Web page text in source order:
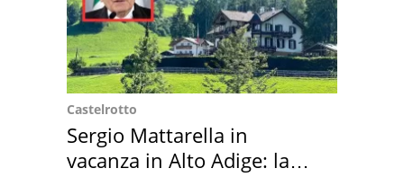
Castelrotto
Sergio Mattarella in
vacanza in Alto Adige: la